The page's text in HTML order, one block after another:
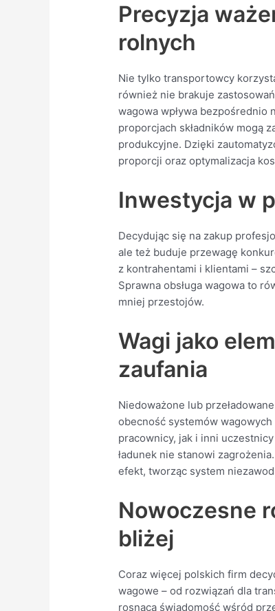
Precyzja
rolnych
Nie tylko transportowcy
również nie brakuje
wagowa wpływa
proporcjach składników mogą
produkcyjne. Dzięki
proporcji oraz optymalizacja
Inwestycja w
Decydując się na zakup
ale też buduje przewagę
z kontrahentami i klientami –
Sprawna obsługa wagowa to
mniej przestojów.
Wagi jako
zaufania
Niedoważone lub
obecność systemów
pracownicy, jak i inni
ładunek nie stanowi
efekt, tworząc system
Nowoczesne
bliżej
Coraz więcej polskich firm
wagowe – od rozwiązań dla
rosnącą świadomość wśród